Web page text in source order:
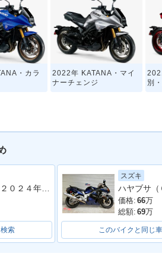
・カラ
2022年 KATANA・マイ
ナーチェンジ
別
Ｚ９００ＲＳ ２０２４年モデル 社外フルエキマフラー フェンダーレス ラジエーターカバー タンデムバー シート カスタム多数
索
スズキ
価格: 66万
総額: 69万
このバイクと同じ